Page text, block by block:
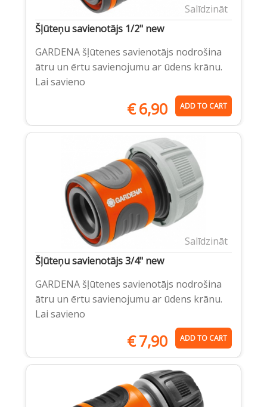
Salīdzināt
Šļūteņu savienotājs 1/2" new
GARDENA šļūtenes savienotājs nodrošina
ātru un ērtu savienojumu ar ūdens krānu.
Lai savieno
€6,90 ADD TO CART
Salīdzināt
Šļūteņu savienotājs 3/4" new
GARDENA šļūtenes savienotājs nodrošina
ātru un ērtu savienojumu ar ūdens krānu.
Lai savieno
€7,90 ADD TO CART